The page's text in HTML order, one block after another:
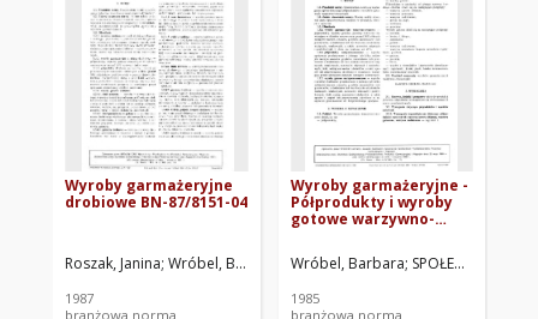
Wyroby garmażeryjne
drobiowe BN-87/8151-04
Roszak, Janina Wróbel, Barbara SPOŁEM CZSS Spółdzielcze
1987
branżowa norma
Wyroby garmażeryjne -
Półprodukty i wyroby
gotowe warzywno-
ogólne BN-85/8154-01
Wróbel, Barbara SPOŁEM
1985
branżowa norma